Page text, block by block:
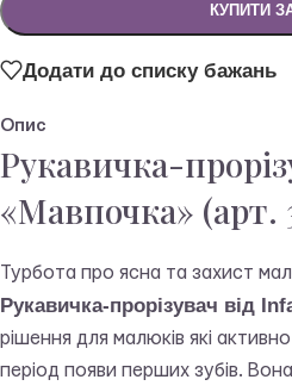
КУПИТИ
Додати до списку бажань
Опис
Рукавичка-
«Мавпочка» (арт.
Турбота про ясна та захист
Рукавичка-прорізувач від
рішення для малюків які
період появи перших зубів.